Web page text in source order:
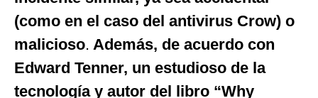
(como en el caso del antivirus Crow) o
malicioso. Además, de acuerdo con
Edward Tenner, un estudioso de la
tecnología y autor del libro “Why